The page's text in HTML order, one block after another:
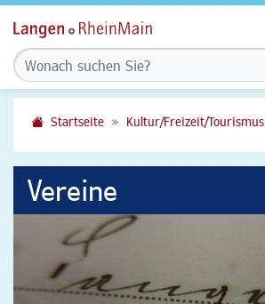
Startseite Kultur/Freizeit/Tourismus
Vereine